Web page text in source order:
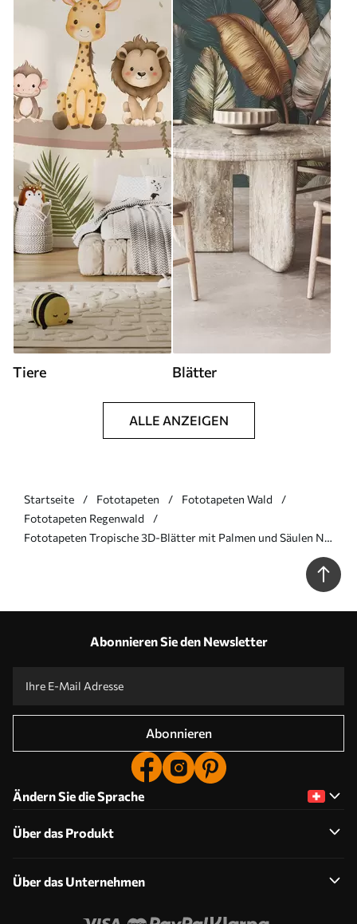
Tiere Blätter
ALLE ANZEIGEN
Startseite Fototapeten
Fototapeten Wald
Fototapeten Regenwald
Fototapeten Tropische 3D-Blätter mit Palmen und Säulen Nr.
Abonnieren Sie den Newsletter
Abonnieren
Ändern Sie die Sprache
Über das Produkt
Über das Unternehmen